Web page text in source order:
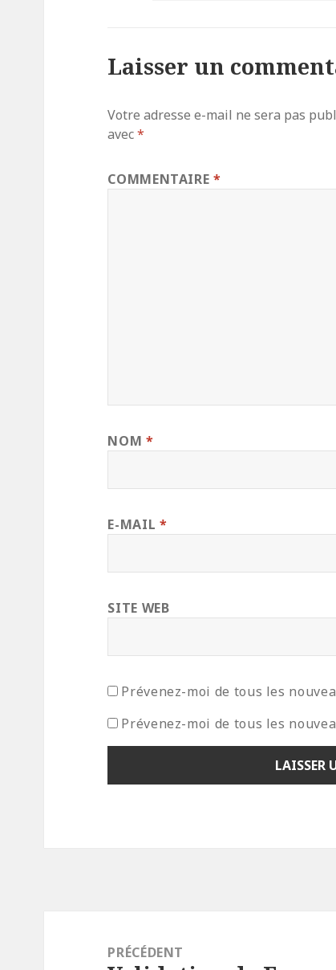
Laisser un
Votre adresse e-mail ne sera pas
avec*
COMMENTAIRE*
NOM *
E-MAIL *
SITE WEB
Prévenez-moi de tous les
Prévenez-moi de tous les
PRÉCÉDENT